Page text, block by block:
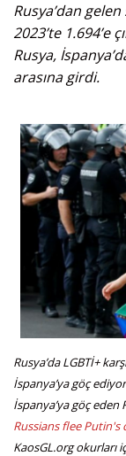
Rusya’dan
2023’te 1.694’e
Rusya,
arasına girdi.
Rusya’da LGBTİ+
İspanya’ya göç
İspanya’ya göç eden
Russians flee
KaosGL.org okurları